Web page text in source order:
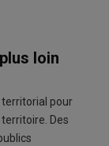
loin
territorial pour
Des